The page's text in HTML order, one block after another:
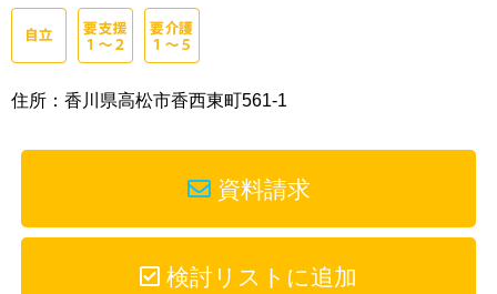
住所：香川県高松市香西東町561-1
資料請求
検討リストに追加